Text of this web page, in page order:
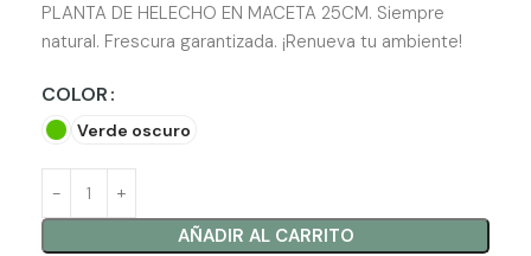
PLANTA DE HELECHO EN MACETA 25CM. Siempre
natural. Frescura garantizada. ¡Renueva tu ambiente!
COLOR
Verde oscuro
AÑADIR AL CARRITO